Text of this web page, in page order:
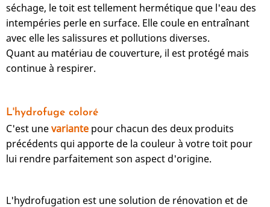
séchage, le toit est tellement hermétique que l'eau des
intempéries perle en surface. Elle coule en entraînant
avec elle les salissures et pollutions diverses.
Quant au matériau de couverture, il est protégé mais
continue à respirer.
L'hydrofuge coloré
C'est unevariante pour chacun des deux produits
précédents qui apporte de la couleur à votre toit pour
lui rendre parfaitement son aspect d'origine.
L'hydrofugation est une solution de rénovation et de